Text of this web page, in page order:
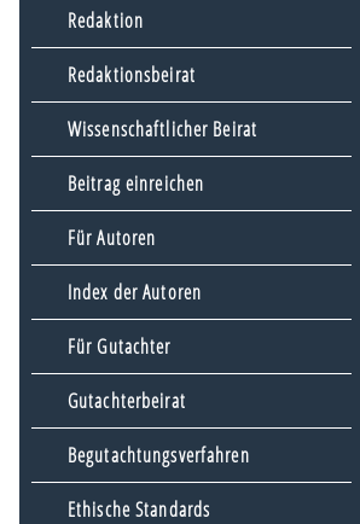
Redaktion
Redaktionsbeirat
Wissenschaftlicher Beirat
Beitrag einreichen
Für Autoren
Index der Autoren
Für Gutachter
Gutachterbeirat
Begutachtungsverfahren
Ethische Standards